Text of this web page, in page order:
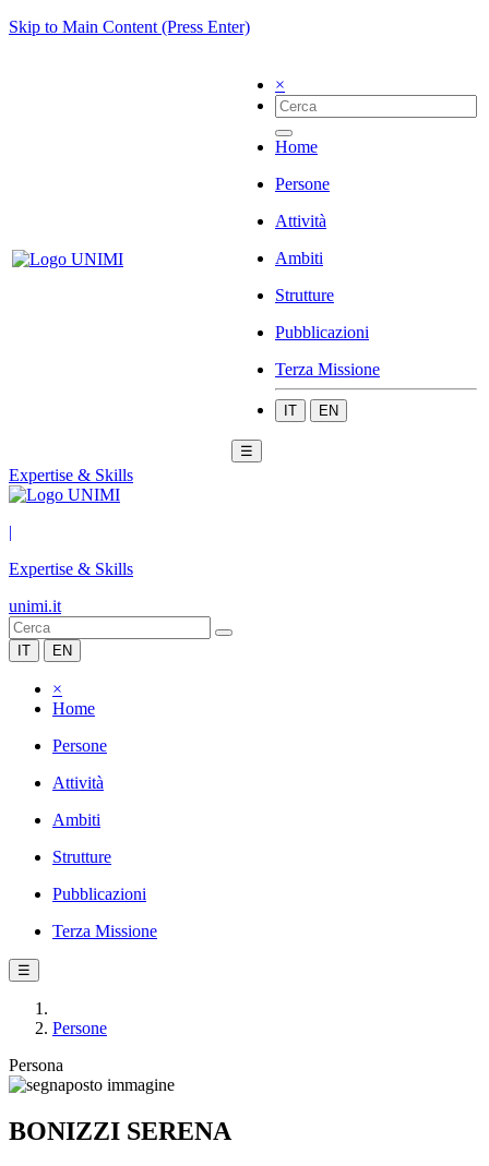
Skip to Main Content (Press Enter)
×
Home
Persone
Attività
Ambiti
Strutture
Pubblicazioni
Terza Missione
IT EN
☰
Expertise & Skills
|
Expertise & Skills
unimi.it
IT EN
×
Home
Persone
Attività
Ambiti
Strutture
Pubblicazioni
Terza Missione
☰
Persone
Persona
BONIZZI SERENA